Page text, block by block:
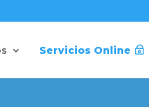
Servicios Online